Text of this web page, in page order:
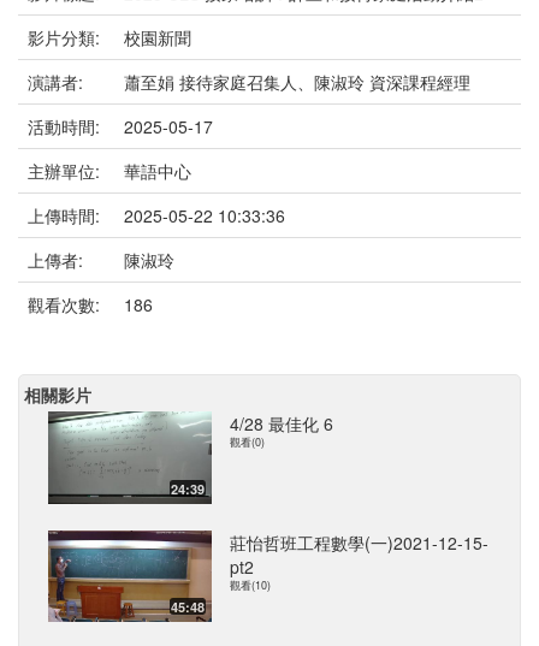
影片分類:
校園新聞
演講者:
蕭至娟 接待家庭召集人、陳淑玲 資深課程經理
活動時間:
2025-05-17
主辦單位:
華語中心
上傳時間:
2025-05-22 10:33:36
上傳者:
陳淑玲
觀看次數:
186
相關影片
24:39
4/28 最佳化 6
觀看(0)
45:48
莊怡哲班工程數學(一)2021-12-15-
pt2
觀看(10)